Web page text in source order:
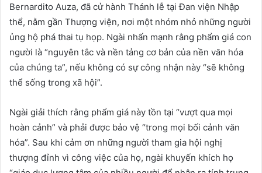
Bernardito Auza, đã cử hành Thánh lễ tại Đan viện Nhập
thể, nằm gần Thượng viện, nơi một nhóm nhỏ những người
ủng hộ phá thai tụ họp. Ngài nhấn mạnh rằng phẩm giá con
người là “nguyên tắc và nền tảng cơ bản của nền văn hóa
của chúng ta”, nếu không có sự công nhận này “sẽ không
thể sống trong xã hội”.
Ngài giải thích rằng phẩm giá này tồn tại “vượt qua mọi
hoàn cảnh” và phải được bảo vệ “trong mọi bối cảnh văn
hóa”. Sau khi cảm ơn những người tham gia hội nghị
thượng đỉnh vì công việc của họ, ngài khuyến khích họ